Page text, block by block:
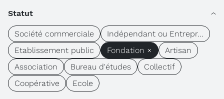
Statut
Société commerciale
Indépendant ou Entrepr...
Etablissement public
Fondation ×
Artisan
Association
Bureau d'études
Collectif
Coopérative
Ecole